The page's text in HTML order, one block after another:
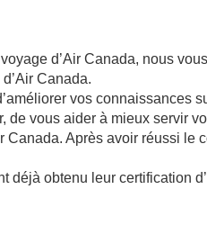
d’Air Canada, nous
Canada.
vos connaissances
de vous aider à mieux servir
Après avoir réussi le
obtenu leur certification